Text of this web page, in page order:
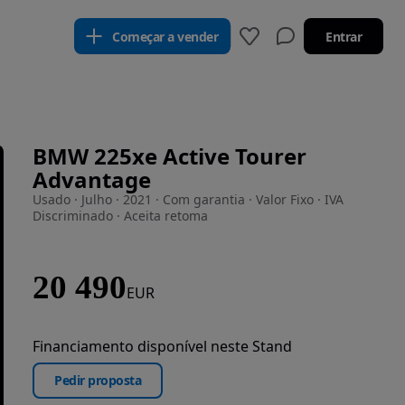
Começar a vender Entrar
BMW 225xe Active Tourer
Advantage
Usado · Julho · 2021 · Com garantia · Valor Fixo · IVA
Discriminado · Aceita retoma
20 490EUR
Financiamento disponível neste Stand
Pedir proposta